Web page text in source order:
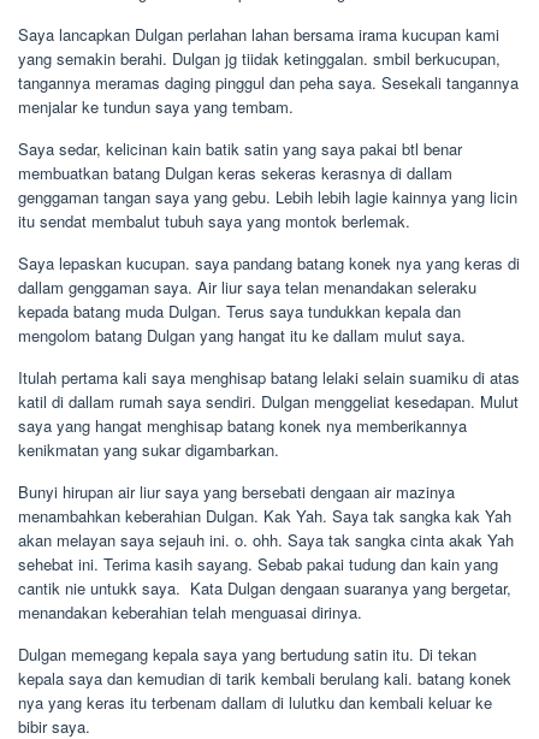
Saya lancapkan Dulgan perlahan lahan bersama irama kucupan kami
yang semakin berahi. Dulgan jg tiidak ketinggalan. smbil berkucupan,
tangannya meramas daging pinggul dan peha saya. Sesekali tangannya
menjalar ke tundun saya yang tembam.
Saya sedar, kelicinan kain batik satin yang saya pakai btl benar
membuatkan batang Dulgan keras sekeras kerasnya di dallam
genggaman tangan saya yang gebu. Lebih lebih lagie kainnya yang licin
itu sendat membalut tubuh saya yang montok berlemak.
Saya lepaskan kucupan. saya pandang batang konek nya yang keras di
dallam genggaman saya. Air liur saya telan menandakan seleraku
kepada batang muda Dulgan. Terus saya tundukkan kepala dan
mengolom batang Dulgan yang hangat itu ke dallam mulut saya.
Itulah pertama kali saya menghisap batang lelaki selain suamiku di atas
katil di dallam rumah saya sendiri. Dulgan menggeliat kesedapan. Mulut
saya yang hangat menghisap batang konek nya memberikannya
kenikmatan yang sukar digambarkan.
Bunyi hirupan air liur saya yang bersebati dengaan air mazinya
menambahkan keberahian Dulgan. Kak Yah. Saya tak sangka kak Yah
akan melayan saya sejauh ini. o. ohh. Saya tak sangka cinta akak Yah
sehebat ini. Terima kasih sayang. Sebab pakai tudung dan kain yang
cantik nie untukk saya.  Kata Dulgan dengaan suaranya yang bergetar,
menandakan keberahian telah menguasai dirinya.
Dulgan memegang kepala saya yang bertudung satin itu. Di tekan
kepala saya dan kemudian di tarik kembali berulang kali. batang konek
nya yang keras itu terbenam dallam di lulutku dan kembali keluar ke
bibir saya.